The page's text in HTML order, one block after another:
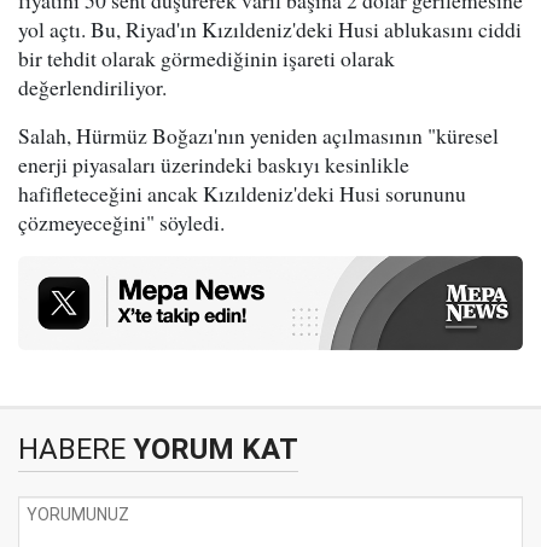
yol açtı. Bu, Riyad'ın Kızıldeniz'deki Husi ablukasını ciddi
bir tehdit olarak görmediğinin işareti olarak
değerlendiriliyor.
Salah, Hürmüz Boğazı'nın yeniden açılmasının "küresel
enerji piyasaları üzerindeki baskıyı kesinlikle
hafifleteceğini ancak Kızıldeniz'deki Husi sorununu
çözmeyeceğini" söyledi.
HABERE YORUM KAT